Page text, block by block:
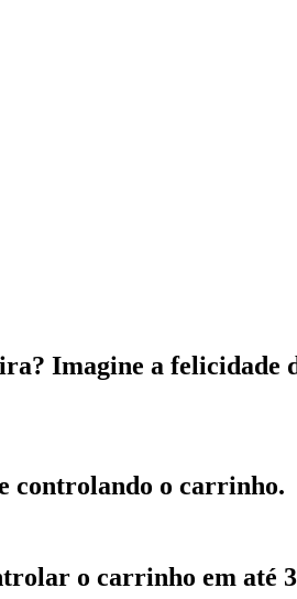
Imagine a felicidade
controlando o carrinho.
o carrinho em até